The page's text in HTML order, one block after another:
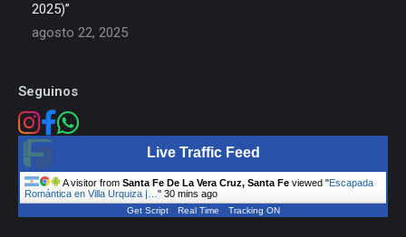
2025)”
agosto 22, 2025
Seguinos
Live Traffic Feed
A visitor from Santa Fe De La Vera Cruz, Santa Fe viewed "Escapada
Romántica en Villa Urquiza |… " 30 mins ago
Get Script Real Time Tracking ON